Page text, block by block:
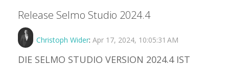
Release Selmo Studio 2024.4
Christoph Wider: Apr 17, 2024, 10:05:31 AM
DIE SELMO STUDIO VERSION 2024.4 IST